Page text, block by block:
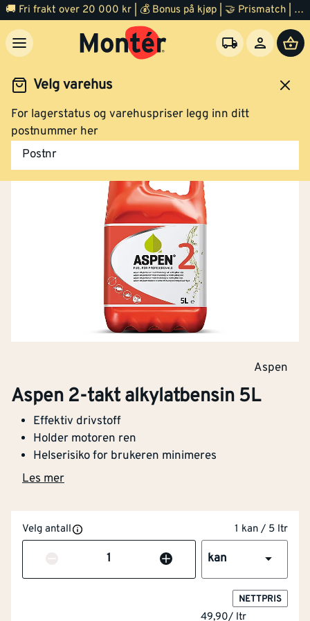
🚚 Fri frakt over 20 000 kr | 💰 Bonus på kjøp | 🤝 Prismatch | ⭐ 100% fornøyd garanti | 🏪 140 byggevarehus
Velg varehus
For lagerstatus og varehuspriser legg inn ditt
postnummer her
Postnr
Hage Gressklippere
Aspen
Aspen 2-takt alkylatbensin 5L
Effektiv drivstoff
Holder motoren ren
Helserisiko for brukeren minimeres
Les mer
Velg antall 1 kan / 5 ltr
Antall kan
NETTPRIS
49,90/ ltr
NOBB 53915324
101399112